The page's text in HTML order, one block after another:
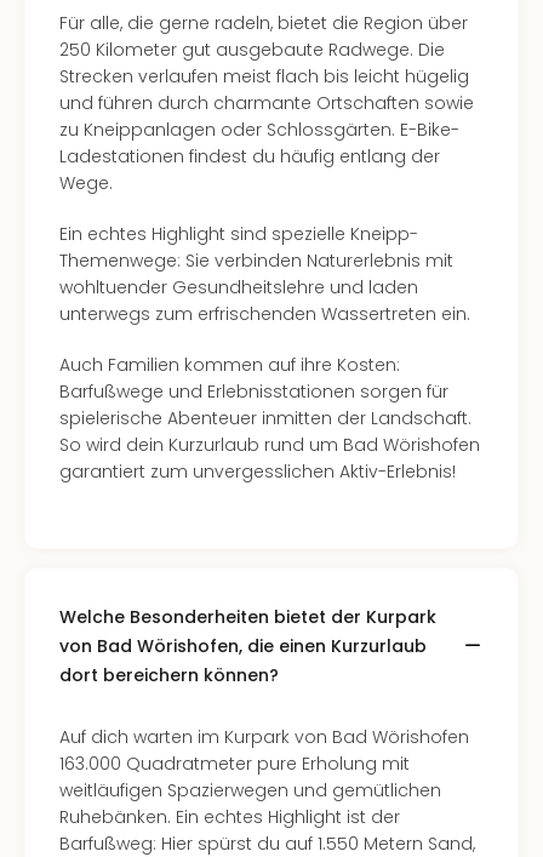
Für alle, die gerne radeln, bietet die Region über
250 Kilometer gut ausgebaute Radwege. Die
Strecken verlaufen meist flach bis leicht hügelig
und führen durch charmante Ortschaften sowie
zu Kneippanlagen oder Schlossgärten. E-Bike-
Ladestationen findest du häufig entlang der
Wege.
Ein echtes Highlight sind spezielle Kneipp-
Themenwege: Sie verbinden Naturerlebnis mit
wohltuender Gesundheitslehre und laden
unterwegs zum erfrischenden Wassertreten ein.
Auch Familien kommen auf ihre Kosten:
Barfußwege und Erlebnisstationen sorgen für
spielerische Abenteuer inmitten der Landschaft.
So wird dein Kurzurlaub rund um Bad Wörishofen
garantiert zum unvergesslichen Aktiv-Erlebnis!
Welche Besonderheiten bietet der Kurpark
von Bad Wörishofen, die einen Kurzurlaub
dort bereichern können?
Auf dich warten im Kurpark von Bad Wörishofen
163.000 Quadratmeter pure Erholung mit
weitläufigen Spazierwegen und gemütlichen
Ruhebänken. Ein echtes Highlight ist der
Barfußweg: Hier spürst du auf 1.550 Metern Sand,